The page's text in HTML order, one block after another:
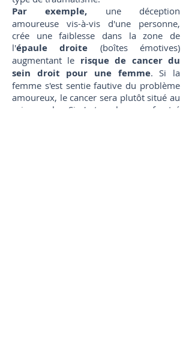
Par exemple, une déception
amoureuse vis-à-vis d'une personne,
crée une faiblesse dans la zone de
l'épaule droite (boîtes émotives)
augmentant le risque de cancer du
sein droit pour une femme. Si la
femme s'est sentie fautive du problème
amoureux, le cancer sera plutôt situé au
sein gauche. Si c'est un homme frustré